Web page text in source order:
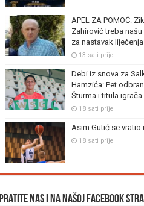
APEL ZA POMOĆ:
Zahirović treba
za nastavak liječenja
13 sati prije
Debi iz snova za
Hamzića: Pet
Šturma i titula
18 sati prije
Asim Gutić se vratio
18 sati prije
Pratite nas i na našoj facebook